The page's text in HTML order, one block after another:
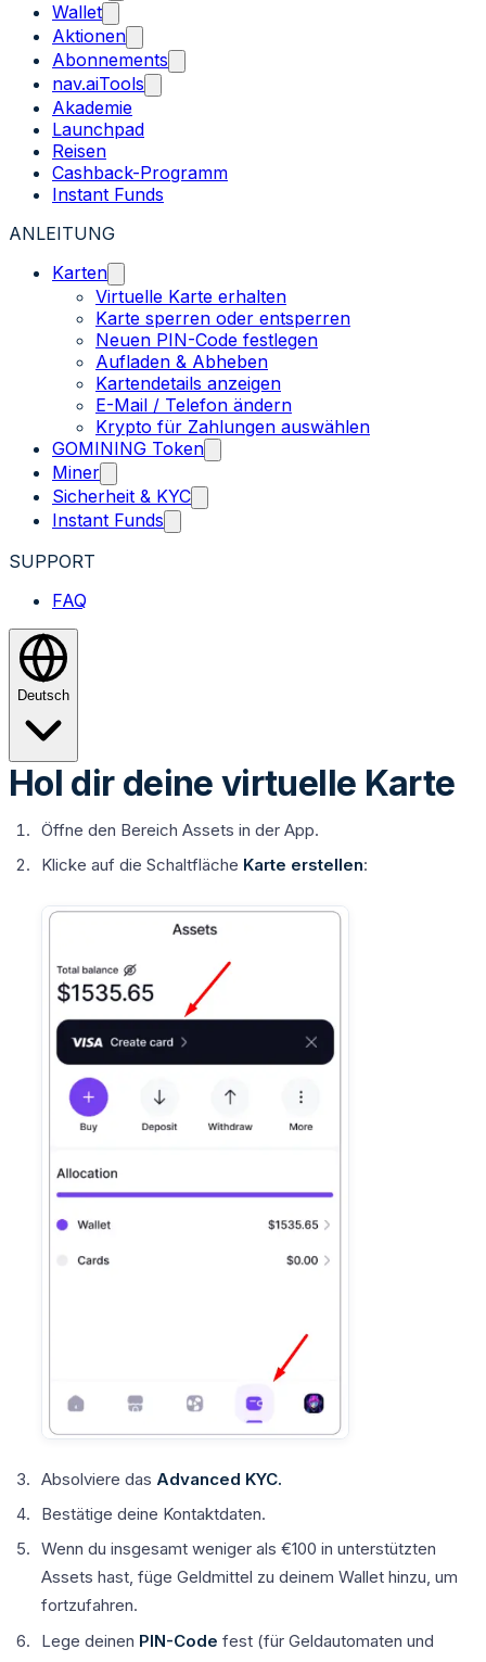
Wallet
Aktionen
Abonnements
nav.aiTools
Akademie
Launchpad
Reisen
Cashback-Programm
Instant Funds
ANLEITUNG
Karten
Virtuelle Karte erhalten
Karte sperren oder entsperren
Neuen PIN-Code festlegen
Aufladen & Abheben
Kartendetails anzeigen
E-Mail / Telefon ändern
Krypto für Zahlungen auswählen
GOMINING Token
Miner
Sicherheit & KYC
Instant Funds
SUPPORT
FAQ
Deutsch
Hol dir deine virtuelle Karte
Öffne den Bereich Assets in der App.
Klicke auf die Schaltfläche Karte erstellen:
Absolviere das Advanced KYC.
Bestätige deine Kontaktdaten.
Wenn du insgesamt weniger als €100 in unterstützten
Assets hast, füge Geldmittel zu deinem Wallet hinzu, um
fortzufahren.
Lege deinen PIN-Code fest (für Geldautomaten und